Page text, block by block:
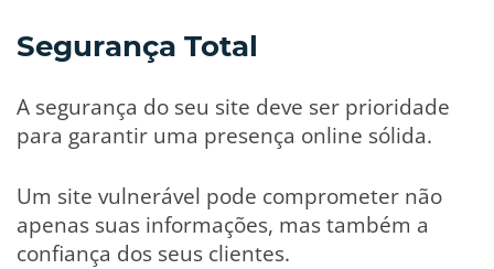
Segurança Total
A segurança do seu site deve ser prioridade
para garantir uma presença online sólida.
Um site vulnerável pode comprometer não
apenas suas informações, mas também a
confiança dos seus clientes.